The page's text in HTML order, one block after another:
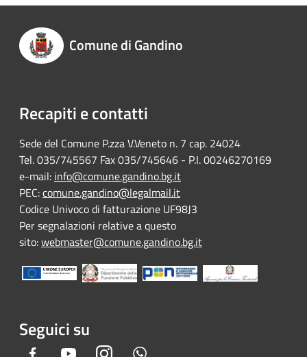
Comune di Gandino
Recapiti e contatti
Sede del Comune P.zza V.Veneto n. 7 cap. 24024
Tel. 035/745567 Fax 035/745646 - P.I. 00246270169
e-mail: info@comune.gandino.bg.it
PEC:comune.gandino@legalmail.it
Codice Univoco di fatturazione UF98J3
Per segnalazioni relative a questo
sito:webmaster@comune.gandino.bg.it
Seguici su
Facebook YoutubeInstagram